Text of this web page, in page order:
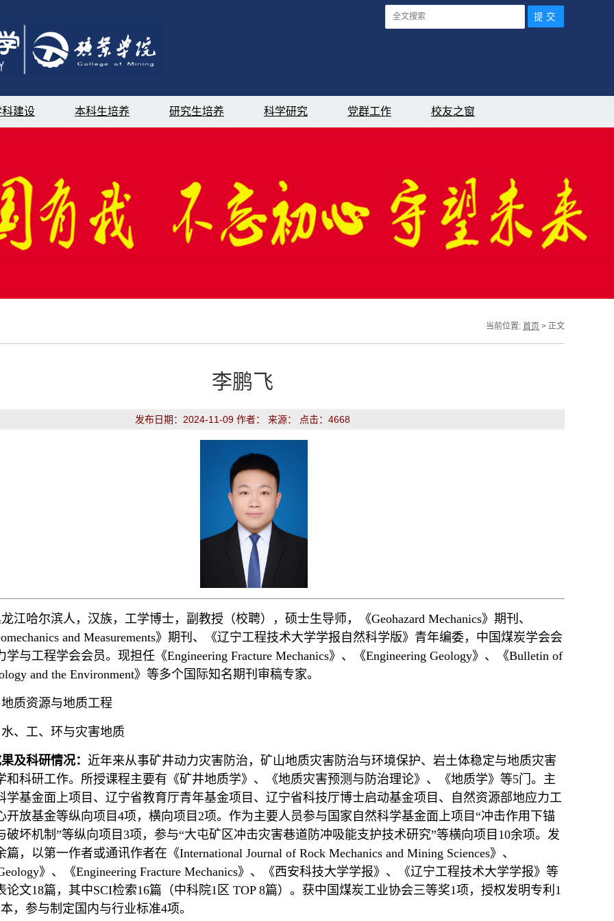
科建设 本科生培养 研究生培养 科学研究 党群工作 校友之窗
当前位置: 首页 > 正文
李鹏飞
发布日期：2024-11-09 作者： 来源： 点击： 4668
江哈尔滨人，汉族，工学博士，副教授（校聘），硕士生导师，《Geohazard Mechanics》期刊、
and Measurements》期刊、《辽宁工程技术大学学报自然科学版》青年编委，中国煤炭学会会
与工程学会会员。现担任《Engineering Fracture Mechanics》、《Engineering Geology》、《Bulletin of
and the Environment》等多个国际知名期刊审稿专家。
地质资源与地质工程
水、工、环与灾害地质
及科研情况： 近年来从事矿井动力灾害防治，矿山地质灾害防治与环境保护、岩土体稳定与地质灾害
和科研工作。所授课程主要有《矿井地质学》、《地质灾害预测与防治理论》、《地质学》等5门。主
学基金面上项目、辽宁省教育厅青年基金项目、辽宁省科技厅博士启动基金项目、自然资源部地应力工
开放基金等纵向项目4项，横向项目2项。作为主要人员参与国家自然科学基金面上项目“冲击作用下锚
破坏机制”等纵向项目3项，参与“大屯矿区冲击灾害巷道防冲吸能支护技术研究”等横向项目10余项。发
，以第一作者或通讯作者在《International Journal of Rock Mechanics and Mining Sciences》、
》、《Engineering Fracture Mechanics》、《西安科技大学学报》、《辽宁工程技术大学学报》等
论文18篇，其中SCI检索16篇（中科院1区 TOP 8篇）。获中国煤炭工业协会三等奖1项，授权发明专利1
，参与制定国内与行业标准4项。